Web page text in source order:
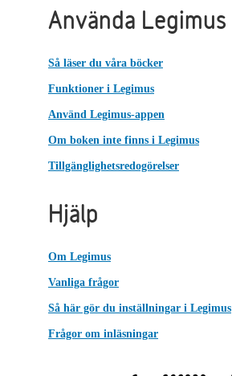
Använda Legimus
Så läser du våra böcker
Funktioner i Legimus
Använd Legimus-appen
Om boken inte finns i Legimus
Tillgänglighetsredogörelser
Hjälp
Om Legimus
Vanliga frågor
Så här gör du inställningar i Legimus
Frågor om inläsningar